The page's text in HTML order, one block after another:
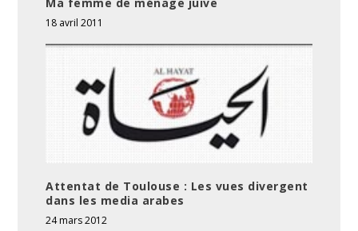
18 avril 2011
Attentat de Toulouse : Les vues divergent
dans les media arabes
24 mars 2012